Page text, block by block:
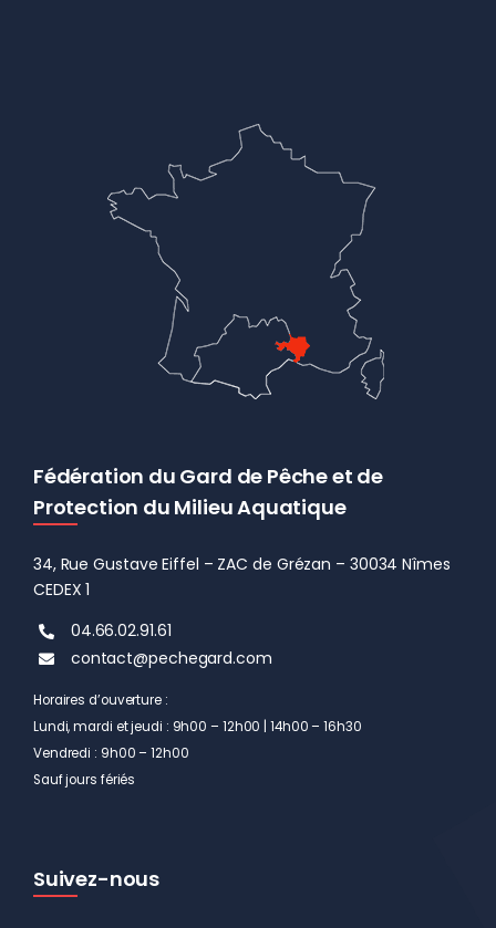
Fédération du Gard de Pêche et de
Protection du Milieu Aquatique
34, Rue Gustave Eiffel – ZAC de Grézan – 30034 Nîmes
CEDEX 1
04.66.02.91.61
contact@pechegard.com
Horaires d’ouverture :
Lundi, mardi et jeudi : 9h00 – 12h00 | 14h00 – 16h30
Vendredi : 9h00 – 12h00
Sauf jours fériés
Suivez-nous